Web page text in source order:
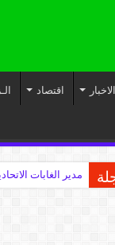
الاخبار اقتصاد
مدير الغابات